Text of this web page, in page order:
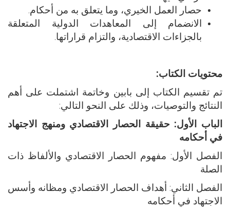
حصار العمل الخيري، وما يتعلق به من أحكام.
الانضمام إلى المعاهدات الدولية المتعلقة
بالجزاءات الاقتصادية، والتزام قراراتها.
محتويات الكتاب:
تم تقسيم الكتاب إلى بابين وخاتمة اشتملت على أهم
النتائج والتوصيات، وذلك على النحو التالي:
الباب الأول: حقيقة الحصار الاقتصادي ومنهج الاجتهاد
في أحكامه
الفصل الأول: مفهوم الحصار الاقتصادي والألفاظ ذات
الصلة
الفصل الثاني: أهداف الحصار الاقتصادي ومظانه وأسس
الاجتهاد في أحكامه